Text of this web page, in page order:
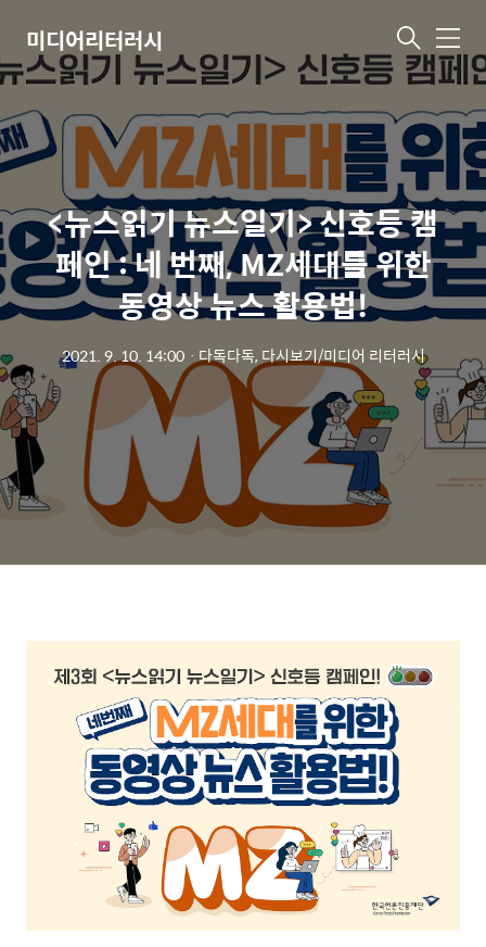
미디어리터러시 메
뉴
<뉴스읽기 뉴스일기> 신호등 캠
페인 : 네 번째, MZ세대를 위한
동영상 뉴스 활용법!
2021. 9. 10. 14:00ㆍ다독다독, 다시보기/미디어 리터러시